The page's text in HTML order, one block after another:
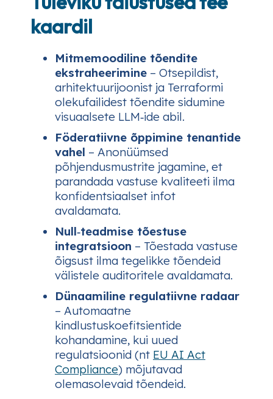
kaardil
Mitmemoodiline tõendite
ekstraheerimine – Otsepildist,
arhitektuurijoonist ja Terraformi
olekufailidest tõendite sidumine
visuaalsete LLM‑ide abil.
Föderatiivne õppimine tenantide
vahel – Anonüümsed
põhjendusmustrite jagamine, et
parandada vastuse kvaliteeti ilma
konfidentsiaalset infot
avaldamata.
Null‑teadmise tõestuse
integratsioon – Tõestada vastuse
õigsust ilma tegelikke tõendeid
välistele auditoritele avaldamata.
Dünaamiline regulatiivne radaar
– Automaatne
kindlustuskoefitsientide
kohandamine, kui uued
regulatsioonid (nt EU AI Act
Compliance) mõjutavad
olemasolevaid tõendeid.